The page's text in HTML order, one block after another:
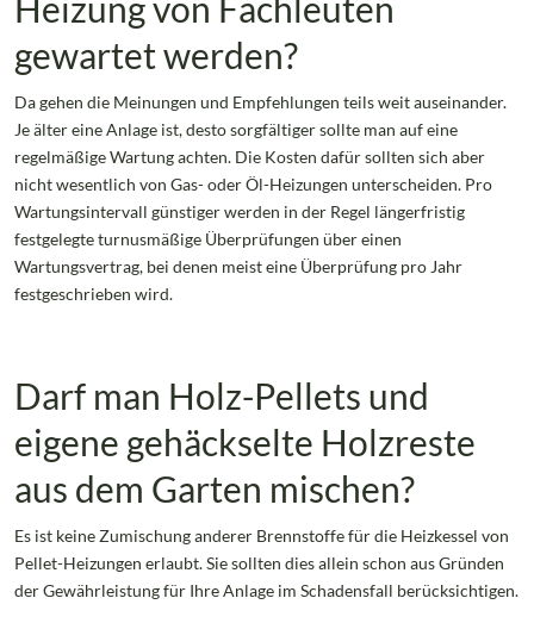
gewartet werden?
Da gehen die Meinungen und Empfehlungen teils weit auseinander.
Je älter eine Anlage ist, desto sorgfältiger sollte man auf eine
regelmäßige Wartung achten. Die Kosten dafür sollten sich aber
nicht wesentlich von Gas- oder Öl-Heizungen unterscheiden. Pro
Wartungsintervall günstiger werden in der Regel längerfristig
festgelegte turnusmäßige Überprüfungen über einen
Wartungsvertrag, bei denen meist eine Überprüfung pro Jahr
festgeschrieben wird.
Darf man Holz-Pellets und
eigene gehäckselte Holzreste
aus dem Garten mischen?
Es ist keine Zumischung anderer Brennstoffe für die Heizkessel von
Pellet-Heizungen erlaubt. Sie sollten dies allein schon aus Gründen
der Gewährleistung für Ihre Anlage im Schadensfall berücksichtigen.